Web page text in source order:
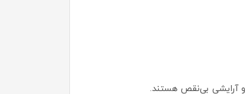
و آرایشی بی‌نقص هستند.